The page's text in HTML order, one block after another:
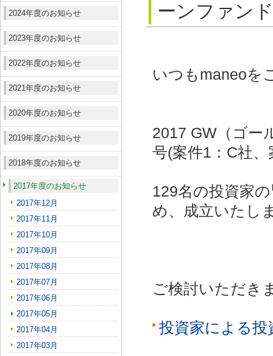
2024年度のお知らせ
2023年度のお知らせ
2022年度のお知らせ
2021年度のお知らせ
2020年度のお知らせ
2019年度のお知らせ
2018年度のお知らせ
2017年度のお知らせ
2017年12月
2017年11月
2017年10月
2017年09月
2017年08月
2017年07月
2017年06月
2017年05月
2017年04月
2017年03月
ーンファン
いつもmaneoを
2017 GW（ゴー
号(案件1：C社
129名の投資家
め、成立いたし
ご検討いただき
投資家による